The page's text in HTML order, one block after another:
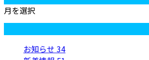
月を選択
お知らせ 34